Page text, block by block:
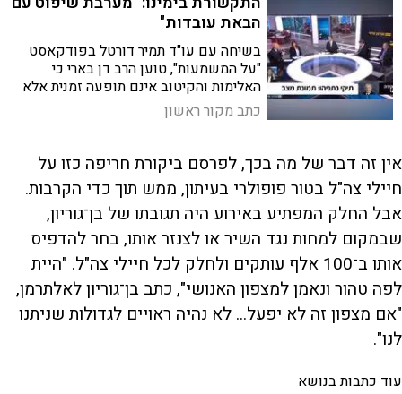
הבאת עובדות"
בשיחה עם עו"ד תמיר דורטל בפודקאסט
"על המשמעות", טוען הרב דן בארי כי
האלימות והקיטוב אינם תופעה זמנית אלא
תוצאה של כשל תרבותי עמוק שנמשך
עשרות שנים
כתב מקור ראשון
אין זה דבר של מה בכך, לפרסם ביקורת חריפה כזו על
חיילי צה"ל בטור פופולרי בעיתון, ממש תוך כדי הקרבות.
אבל החלק המפתיע באירוע היה תגובתו של בן־גוריון,
שבמקום למחות נגד השיר או לצנזר אותו, בחר להדפיס
אותו ב־100 אלף עותקים ולחלק לכל חיילי צה"ל. "היית
לפה טהור ונאמן למצפון האנושי", כתב בן־גוריון לאלתרמן,
"אם מצפון זה לא יפעל... לא נהיה ראויים לגדולות שניתנו
לנו".
עוד כתבות בנושא